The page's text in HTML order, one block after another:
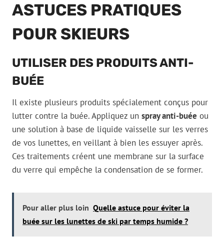
ASTUCES PRATIQUES
POUR SKIEURS
UTILISER DES PRODUITS ANTI-
BUÉE
Il existe plusieurs produits spécialement conçus pour
lutter contre la buée. Appliquez un spray anti-buée ou
une solution à base de liquide vaisselle sur les verres
de vos lunettes, en veillant à bien les essuyer après.
Ces traitements créent une membrane sur la surface
du verre qui empêche la condensation de se former.
Pour aller plus loin Quelle astuce pour éviter la
buée sur les lunettes de ski par temps humide ?